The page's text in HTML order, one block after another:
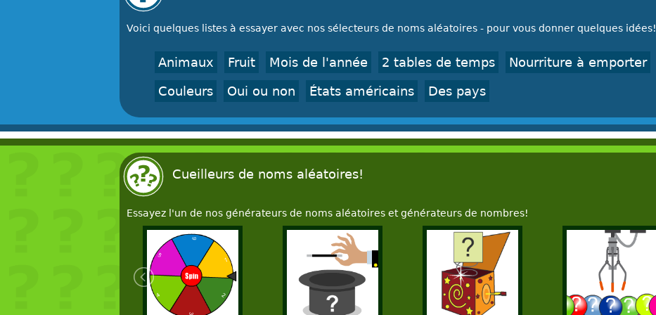
Voici quelques listes à essayer avec nos sélecteurs de noms aléatoires - pour vous donner quelques idées!
Animaux Fruit Mois de l'année 2 tables de temps Nourriture à emporter
Couleurs
Oui ou non États américains Des pays
Cueilleurs de noms aléatoires!
Essayez l'un de nos générateurs de noms aléatoires et générateurs de nombres!